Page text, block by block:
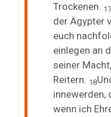
Trockenen. 17
der Ägypter
euch
einlegen an
seiner
Reitern. 18
innewerden,
wenn ich